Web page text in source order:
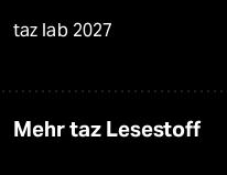
taz lab 2027
Mehr taz Lesestoff